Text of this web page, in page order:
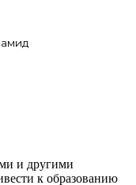
и другими
к образованию